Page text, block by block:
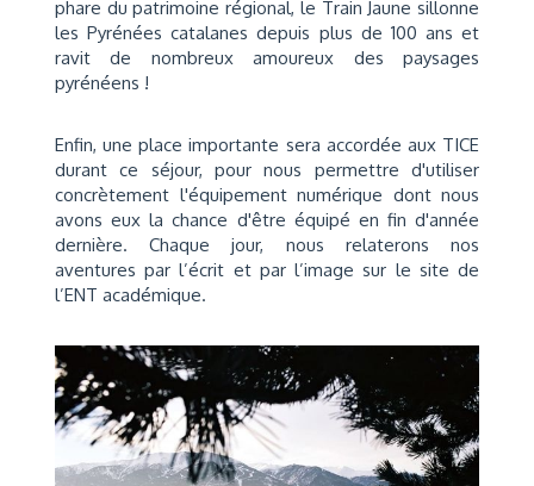
phare du patrimoine régional, le Train Jaune sillonne
les Pyrénées catalanes depuis plus de 100 ans et
ravit de nombreux amoureux des paysages
pyrénéens !
Enfin, une place importante sera accordée aux TICE
durant ce séjour, pour nous permettre d'utiliser
concrètement l'équipement numérique dont nous
avons eux la chance d'être équipé en fin d'année
dernière. Chaque jour, nous relaterons nos
aventures par l’écrit et par l’image sur le site de
l’ENT académique.